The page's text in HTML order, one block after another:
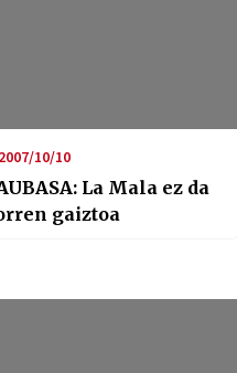
10/10
La Mala ez da
gaiztoa